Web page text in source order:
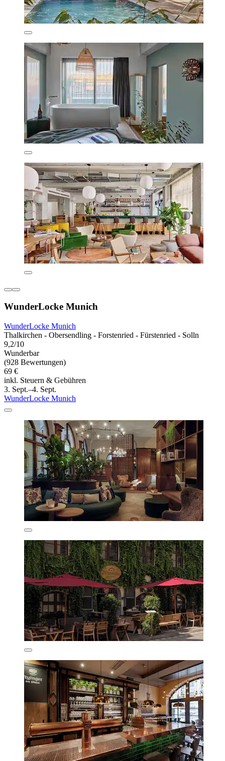
WunderLocke Munich
WunderLocke Munich
Thalkirchen - Obersendling - Forstenried - Fürstenried - Solln
9,2/10
Wunderbar
(928 Bewertungen)
69 €
inkl. Steuern & Gebühren
3. Sept.–4. Sept.
WunderLocke Munich